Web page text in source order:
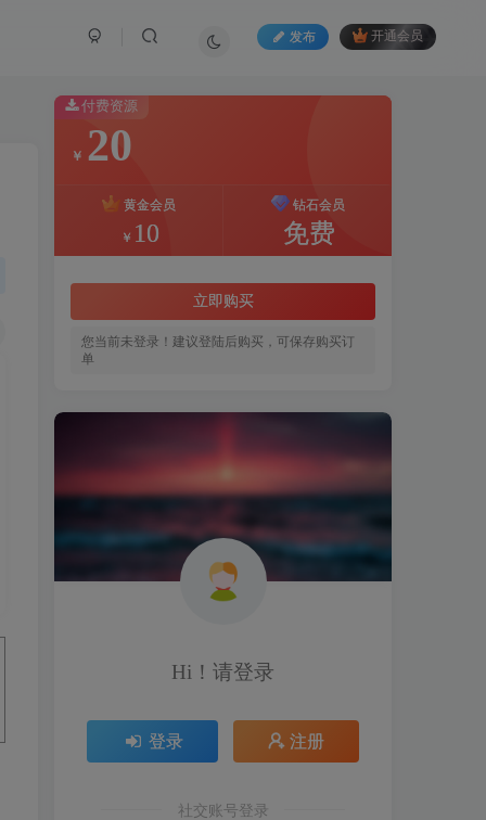
发布 开通会员
付费资源
￥ 20
黄金会员
￥ 10
钻石会员
免费
立即购买
您当前未登录！建议登陆后购买，可保存购买订
单
Hi！请登录
登录 注册
社交账号登录